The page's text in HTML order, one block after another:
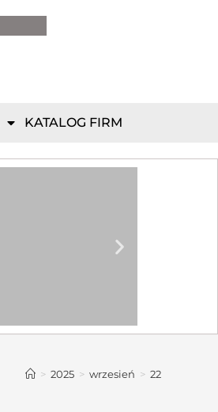
KATALOG FIRM
> 2025 > wrzesień > 22